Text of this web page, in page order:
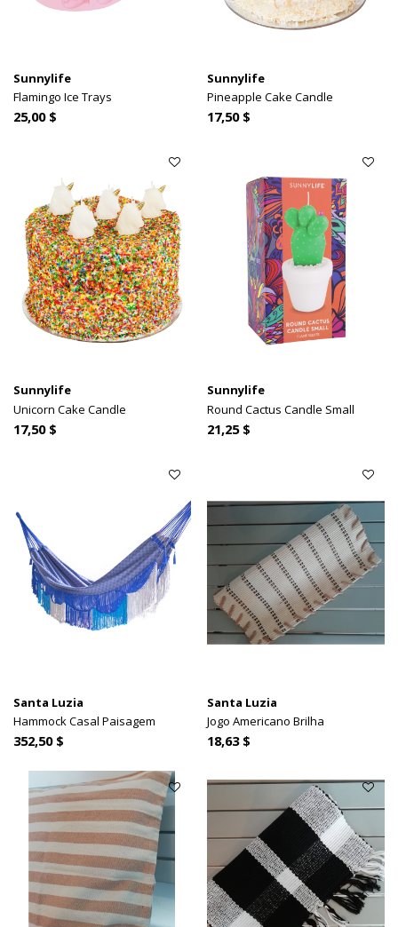
Sunnylife
Flamingo Ice Trays
25,00 $
Sunnylife
Pineapple Cake Candle
17,50 $
Sunnylife
Unicorn Cake Candle
17,50 $
Sunnylife
Round Cactus Candle Small
21,25 $
Santa Luzia
Hammock Casal Paisagem
352,50 $
Santa Luzia
Jogo Americano Brilha
18,63 $